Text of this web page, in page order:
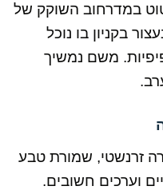
במדרחוב השוקק של
בקניון בו נוכל
משם נמשיך
זרנשטי, שמורת טבע
וערכים חשובים.